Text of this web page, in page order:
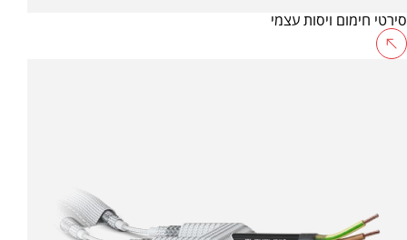
סירטי חימום ויסות עצמי